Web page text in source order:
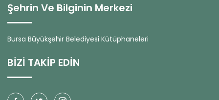
Şehrin Ve Bilginin Merkezi
Bursa Büyükşehir Belediyesi Kütüphaneleri
BİZİ TAKİP EDİN